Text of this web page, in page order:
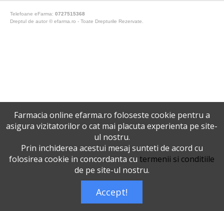
Telefoane eFarma: 0727515368
Dreptul de autor © efarma.ro - Toate Drepturile Rezervate.
Farmacia online efarma.ro foloseste cookie pentru a
asigura vizitatorilor o cat mai placuta experienta pe site-
ul nostru.
Prin inchiderea acestui mesaj sunteti de acord cu
folosirea cookie in concordanta cu termenii si conditiile
de pe site-ul nostru.
Accept!